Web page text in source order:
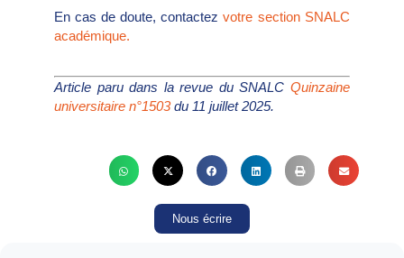
En cas de doute, contactez votre section SNALC
académique.
Article paru dans la revue du SNALC Quinzaine
universitaire n°1503du 11 juillet 2025.
Nous écrire